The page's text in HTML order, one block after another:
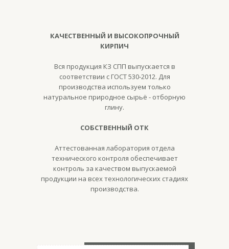
КАЧЕСТВЕННЫЙ И ВЫСОКОПРОЧНЫЙ
КИРПИЧ
Вся продукция КЗ СПП выпускается в
соответствии с ГОСТ 530-2012. Для
производства используем только
натуральное природное сырьё - отборную
глину.
СОБСТВЕННЫЙ ОТК
Аттестованная лаборатория отдела
технического контроля обеспечивает
контроль за качеством выпускаемой
продукции на всех технологических стадиях
производства.